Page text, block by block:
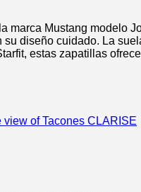
marca Mustang modelo
su diseño cuidado. La
estas zapatillas